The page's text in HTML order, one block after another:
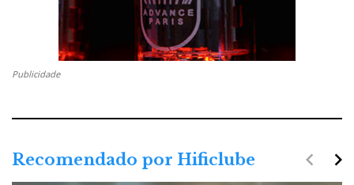
Publicidade
Recomendado por Hificlube navigate_next
navigate_before